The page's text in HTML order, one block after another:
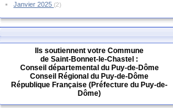
Janvier 2025 (2)
Ils soutiennent votre Commune
de Saint-Bonnet-le-Chastel :
Conseil départemental du Puy-de-Dôme
Conseil Régional du Puy-de-Dôme
République Française (Préfecture du Puy-de-
Dôme)